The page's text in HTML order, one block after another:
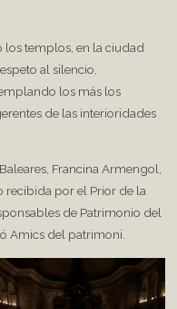
los templos, en la ciudad
al silencio,
los más los
de las interioridades
Francina Armengol,
recibida por el Prior de la
de Patrimonio del
Amics del patrimoni.